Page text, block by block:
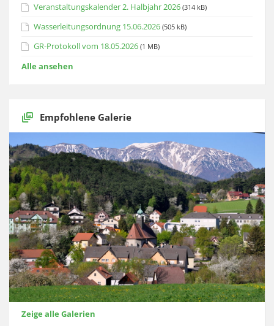
Veranstaltungskalender 2. Halbjahr 2026 (314 kB)
Wasserleitungsordnung 15.06.2026 (505 kB)
GR-Protokoll vom 18.05.2026 (1 MB)
Alle ansehen
Empfohlene Galerie
Zeige alle Galerien